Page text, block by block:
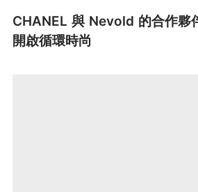
CHANEL 與 Nevold 的合作夥
開啟循環時尚